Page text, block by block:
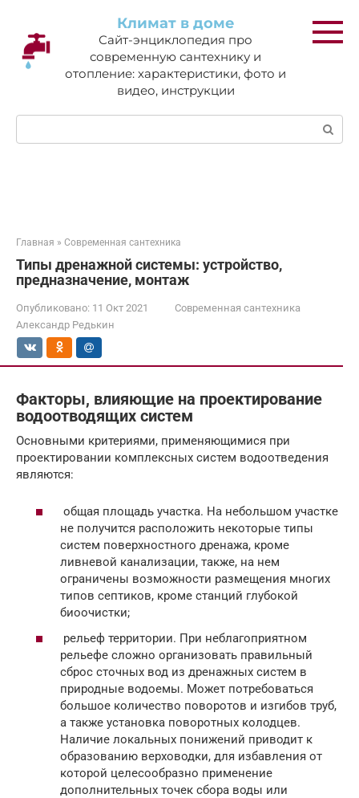
контенту
Климат в доме
Сайт-энциклопедия про
современную сантехнику и
отопление: характеристики, фото и
видео, инструкции
Поиск:
Главная » Современная сантехника
Типы дренажной системы: устройство,
предназначение, монтаж
Опубликовано: 11 Окт 2021
Современная сантехника
Александр Редькин
Факторы, влияющие на проектирование
водоотводящих систем
Основными критериями, применяющимися при
проектировании комплексных систем водоотведения
являются:
общая площадь участка. На небольшом участке
не получится расположить некоторые типы
систем поверхностного дренажа, кроме
ливневой канализации, также, на нем
ограничены возможности размещения многих
типов септиков, кроме станций глубокой
биоочистки;
рельеф территории. При неблагоприятном
рельефе сложно организовать правильный
сброс сточных вод из дренажных систем в
природные водоемы. Может потребоваться
большое количество поворотов и изгибов труб,
а также установка поворотных колодцев.
Наличие локальных понижений приводит к
образованию верховодки, для избавления от
которой целесообразно применение
дополнительных точек сбора воды или